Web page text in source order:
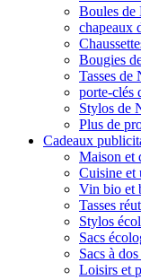
Boules de
chapeaux
Bougies
Tasses de
porte-clés
Stylos de
Plus de
Cadeaux
Maison et
Cuisine et
Vin bio et
Tasses
Stylos
Sacs
Sacs à
Loisirs et